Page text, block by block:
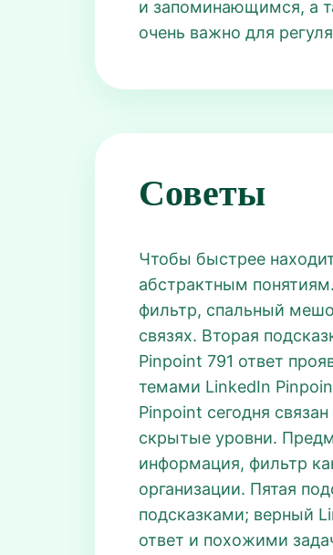
и запоминающимся, а
очень важно для
Советы
Чтобы быстрее
абстрактным
фильтр, спальный
связях. Вторая
Pinpoint 791 ответ
темами LinkedIn
Pinpoint сегодня
скрытые уровни.
информация, фильтр
организации. Пятая
подсказками; верный
ответ и похожими